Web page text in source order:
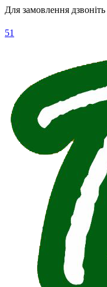
Для замовлення дзвоніть
51